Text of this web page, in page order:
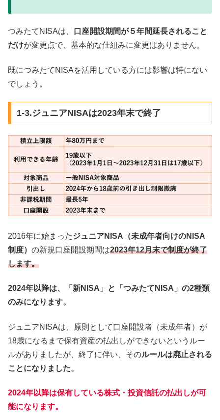
つみたてNISAは、
口座開設期間が５年間延長されること
だけが変更点で、基本的な仕組みに変更はありません。
既につみたてNISAを活用している方には影響は特にない
でしょう。
1-3.ジュニアNISAは2023年末で終了
2016年に始まったジュニアNISA（未成年者向けのNISA
制度） の新規口座開設期間は2023年12月末で制度が終了
します。
2024年以降は、「新NISA」と「つみたてNISA」の2種類
のみになります。
ジュニアNISAは、原則として口座開設者（未成年者）が
18歳になるまで保有資産の払出しができないというルー
ルがありましたが、終了に伴い、そのルールは廃止される
ことになりました。
2024年以降は保有している株式・投資信託の払出しが可
能になります。